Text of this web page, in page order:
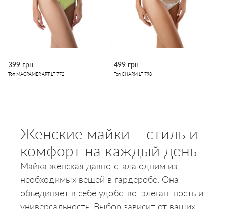
399 грн
Топ MACRAMER ART LT 772
499 грн
Топ CHARM LT 798
Женские майки – стиль и
комфорт на каждый день
Майка женская давно стала одним из
необходимых вещей в гардеробе. Она
объединяет в себе удобство, элегантность и
универсальность. Выбор зависит от ваших